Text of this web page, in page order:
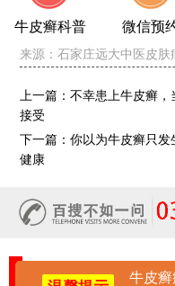
牛皮癣科普 微信预
来源：石家庄远大中医皮肤
上一篇：不幸患上牛皮癣，
接受
下一篇：你以为牛皮癣只
健康
牛皮